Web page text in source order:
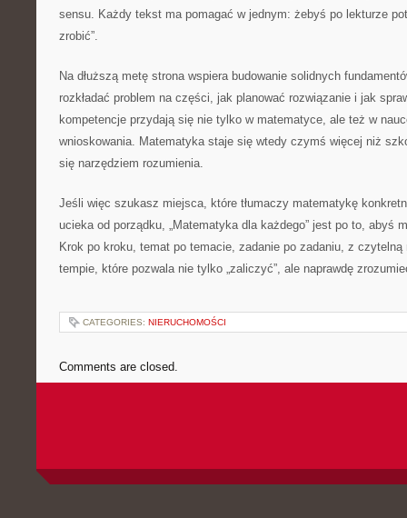
sensu. Każdy tekst ma pomagać w jednym: żebyś po lekturze
zrobić”.
Na dłuższą metę strona wspiera budowanie solidnych
rozkładać problem na części, jak planować rozwiązanie i jak
kompetencje przydają się nie tylko w matematyce, ale też w
wnioskowania. Matematyka staje się wtedy czymś więcej niż
się narzędziem rozumienia.
Jeśli więc szukasz miejsca, które tłumaczy matematykę
ucieka od porządku, „Matematyka dla każdego” jest po to, abyś
Krok po kroku, temat po temacie, zadanie po zadaniu, z
tempie, które pozwala nie tylko „zaliczyć”, ale naprawdę
CATEGORIES: NIERUCHOMOŚCI
Comments are closed.